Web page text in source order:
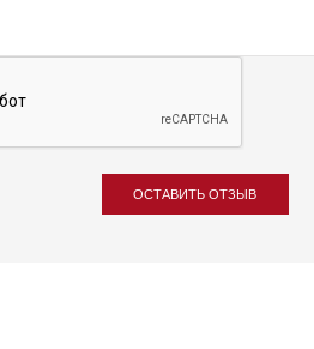
ОСТАВИТЬ ОТЗЫВ